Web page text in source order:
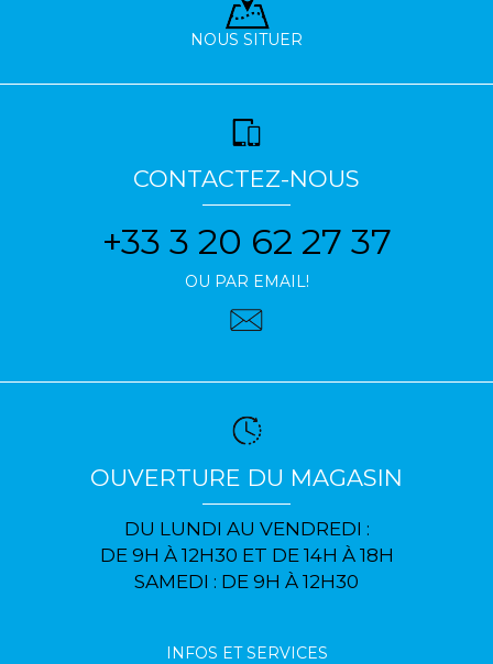
NOUS SITUER
CONTACTEZ-NOUS
+33 3 20 62 27 37
OU PAR EMAIL!
OUVERTURE DU MAGASIN
DU LUNDI AU VENDREDI :
DE 9H À 12H30 ET DE 14H À 18H
SAMEDI : DE 9H À 12H30
INFOS ET SERVICES